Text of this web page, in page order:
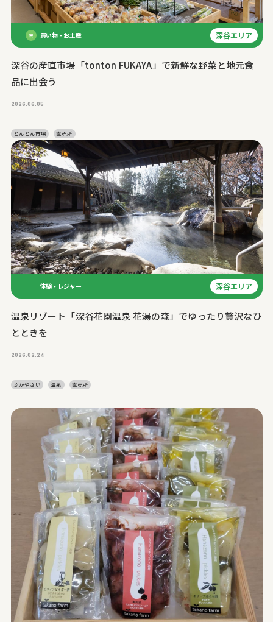
買い物・お土産 深谷エリア
深谷の産直市場「tonton FUKAYA」で新鮮な野菜と地元食
品に出会う
2026.06.05
とんとん市場 直売所
体験・レジャー 深谷エリア
温泉リゾート「深谷花園温泉 花湯の森」でゆったり贅沢なひ
とときを
2026.02.24
ふかやさい 温泉 直売所